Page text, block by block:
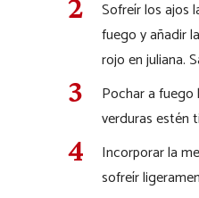
Sofreír los ajos
fuego y añadir
rojo en juliana.
Pochar a
verduras estén
Incorporar la
sofreír